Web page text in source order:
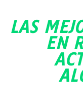
LAS
EN